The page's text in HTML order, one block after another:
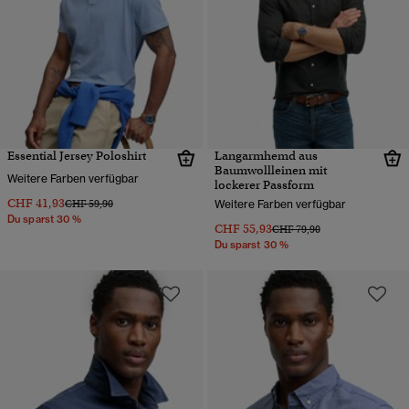
Essential Jersey Poloshirt
Weitere Farben verfügbar
CHF 41,93Preis wurde reduziert von
CHF 59,90bis
Du sparst 30 %
Langarmhemd aus
Baumwollleinen mit
lockerer Passform
Weitere Farben verfügbar
CHF 55,93Preis wurde reduziert von
CHF 79,90bis
Du sparst 30 %